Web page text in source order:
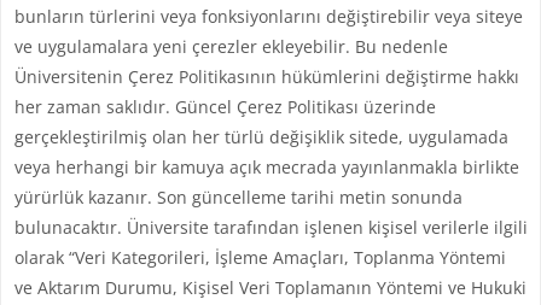
bunların türlerini veya fonksiyonlarını değiştirebilir veya siteye
ve uygulamalara yeni çerezler ekleyebilir. Bu nedenle
Üniversitenin Çerez Politikasının hükümlerini değiştirme hakkı
her zaman saklıdır. Güncel Çerez Politikası üzerinde
gerçekleştirilmiş olan her türlü değişiklik sitede, uygulamada
veya herhangi bir kamuya açık mecrada yayınlanmakla birlikte
yürürlük kazanır. Son güncelleme tarihi metin sonunda
bulunacaktır. Üniversite tarafından işlenen kişisel verilerle ilgili
olarak “Veri Kategorileri, İşleme Amaçları, Toplanma Yöntemi
ve Aktarım Durumu, Kişisel Veri Toplamanın Yöntemi ve Hukuki